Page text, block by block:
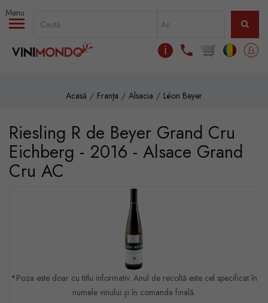
Mergi la conţinutul principal
ℹ
Acasă Franţa Alsacia Léon Beyer
Riesling R de Beyer Grand Cru
Eichberg - 2016 - Alsace Grand
Cru AC
*Poza este doar cu titlu informativ. Anul de recoltă este cel specificat în
numele vinului și în comanda finală.